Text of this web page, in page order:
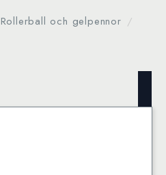
Rollerball och gelpennor